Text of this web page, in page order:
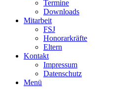
Termine
Downloads
Mitarbeit
FSJ
Honorarkräfte
Eltern
Kontakt
Impressum
Datenschutz
Menü